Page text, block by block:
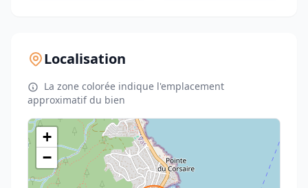
Localisation
La zone colorée indique l'emplacement
approximatif du bien
+
−